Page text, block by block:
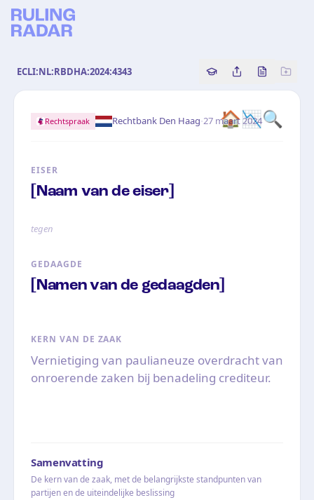
ECLI:NL:RBDHA:2024:4343 Copy source
Share this
Bekijk
🏠📉🔍
Rechtspraak Rechtbank Den Haag·27 maart 2024
EISER
[Naam van de eiser]
tegen
GEDAAGDE
[Namen van de gedaagden]
KERN VAN DE ZAAK
Vernietiging van paulianeuze overdracht van
onroerende zaken bij benadeling crediteur.
Samenvatting
De kern van de zaak, met de belangrijkste standpunten van
partijen en de uiteindelijke beslissing